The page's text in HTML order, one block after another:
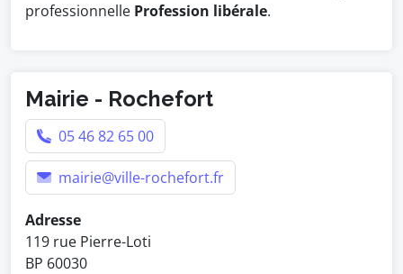
professionnelle Profession libérale.
Mairie - Rochefort
05 46 82 65 00
mairie@ville-rochefort.fr
Adresse
119 rue Pierre-Loti
BP 60030